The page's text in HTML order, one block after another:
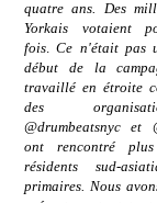
quatre ans. Des
Yorkais votaient
fois.Ce n'était pas
début de la
travaillé en étroite
des
@drumbeatsnyc et
ont rencontré
résidents sud-
primaires. Nous